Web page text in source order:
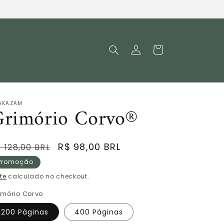
Fazer
login
Carrinho
Corvo®
128,00 BRL
Preço
R$ 98,00 BRL
calculado no checkout.
Corvo
200 Páginas 400 Páginas